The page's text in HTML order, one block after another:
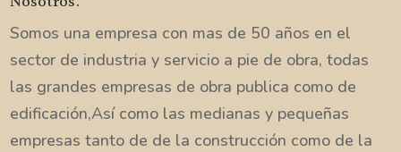
Somos una empresa con mas de 50 años en el
sector de industria y servicio a pie de obra, todas
las grandes empresas de obra publica como de
edificación,Así como las medianas y pequeñas
empresas tanto de de la construcción como de la